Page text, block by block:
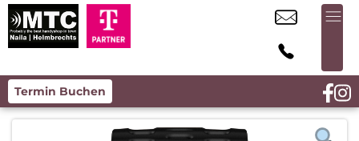
Termin Buchen